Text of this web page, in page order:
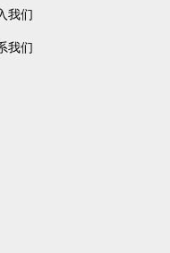
我们
我们